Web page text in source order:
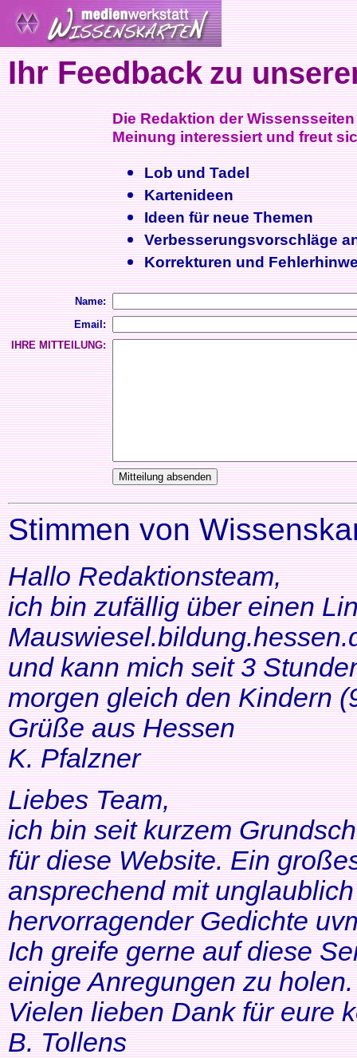
Ihr Feedback zu
Die Redaktion der
Meinung interessiert und freut
Lob und Tadel
Kartenideen
Ideen für neue Themen
Verbesserungsvorschläge
Korrekturen und
Name:
Email:
IHRE MITTEILUNG:
Stimmen von
Hallo Redaktionsteam,
ich bin zufällig über einen
und kann mich seit 3
morgen gleich den Kindern
Grüße aus Hessen
K. Pfalzner
Liebes Team,
ich bin seit kurzem
für diese Website. Ein
ansprechend mit
hervorragender Gedichte
Ich greife gerne auf diese
einige Anregungen zu
Vielen lieben Dank für eure
B. Tollens